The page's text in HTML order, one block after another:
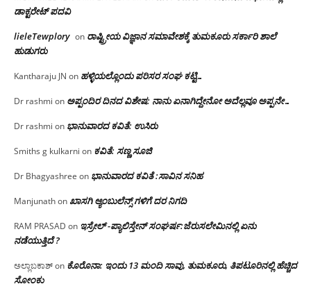
ಡಾಕ್ಟರೇಟ್ ಪದವಿ
lieleTewplory on ರಾಷ್ಟ್ರೀಯ ವಿಜ್ಞಾನ ಸಮಾವೇಶಕ್ಕೆ‌ ತುಮಕೂರು ಸರ್ಕಾರಿ ಶಾಲೆ
ಹುಡುಗರು
Kantharaju JN on ಹಳ್ಳಿಯಲ್ಲೊಂದು ಪರಿಸರ ಸಂಘ ಕಟ್ಟಿ…
Dr rashmi on ಅಪ್ಪಂದಿರ ದಿನದ ವಿಶೇಷ: ನಾನು ಏನಾಗಿದ್ದೇನೋ‌ ಅದೆಲ್ಲವೂ ಅಪ್ಪನೇ…
Dr rashmi on ಭಾನುವಾರದ ಕವಿತೆ: ಉಸಿರು
Smiths g kulkarni on ಕವಿತೆ: ಸಣ್ಣ ಸೂಜಿ
Dr Bhagyashree on ಭಾನುವಾರದ ಕವಿತೆ :ಸಾವಿನ ಸನಿಹ
Manjunathonಖಾಸಗಿ ಆ್ಯಂಬುಲೆನ್ಸ್ ಗಳಿಗೆ ದರ ನಿಗದಿ
RAM PRASAD on ಇಸ್ರೇಲ್ -ಪ್ಯಾಲಿಸ್ತೇನ್ ಸಂಘರ್ಷ:ಜೆರುಸಲೇಮಿನಲ್ಲಿ ಏನು
ನಡೆಯುತ್ತಿದೆ ?
ಅಲ್ಲಾಬಕಾಶ್on ಕೊರೊನಾ: ಇಂದು 13 ಮಂದಿ ಸಾವು, ತುಮಕೂರು, ತಿಪಟೂರಿನಲ್ಲಿ ಹೆಚ್ಚಿದ
ಸೋಂಕು